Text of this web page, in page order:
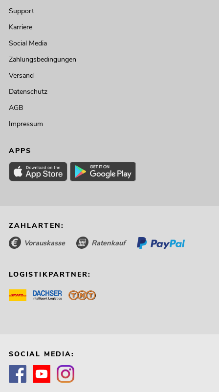
Support
Karriere
Social Media
Zahlungsbedingungen
Versand
Datenschutz
AGB
Impressum
APPS
ZAHLARTEN:
Vorauskasse Ratenkauf
LOGISTIKPARTNER:
SOCIAL MEDIA: